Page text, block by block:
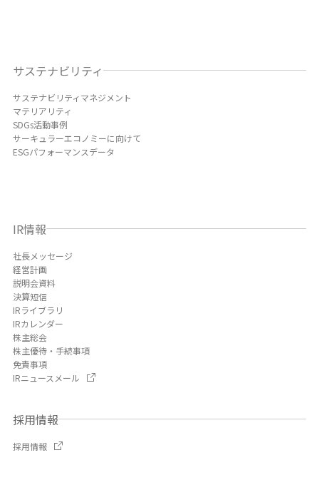
サステナビリティ
サステナビリティマネジメント
マテリアリティ
SDGs活動事例
サーキュラーエコノミーに向けて
ESGパフォーマンスデータ
IR情報
社長メッセージ
経営計画
説明会資料
決算短信
IRライブラリ
IRカレンダー
株主総会
株主優待・手続事項
免責事項
IRニュースメール
採用情報
採用情報